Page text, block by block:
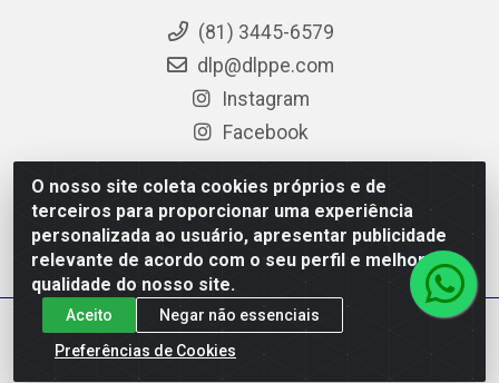
O nosso site coleta cookies próprios e de
terceiros para proporcionar uma experiência
personalizada ao usuário, apresentar publicidade
relevante de acordo com o seu perfil e melhorar a
qualidade do nosso site.
Aceito
Negar não essenciais
Preferências de Cookies
(81) 3445-6579
dlp@dlppe.com
Instagram
Facebook
DLP - AV. Engenheiro Abdias de Carvalho, 962 - Bongi -
PE - CEP 50.640-525 - CNPJ 05.429.222/0001-48